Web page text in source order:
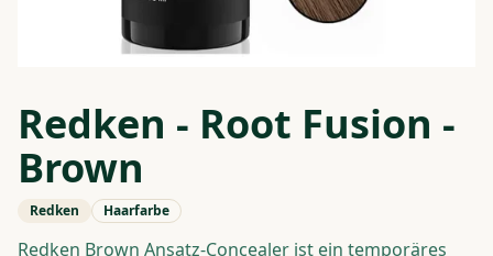
Redken - Root Fusion -
Brown
Redken Haarfarbe
Redken Brown Ansatz-Concealer ist ein temporäres